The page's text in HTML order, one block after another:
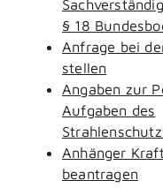
§ 18
Anfrage bei
stellen
Angaben zur
Aufgaben des
Anhänger
beantragen